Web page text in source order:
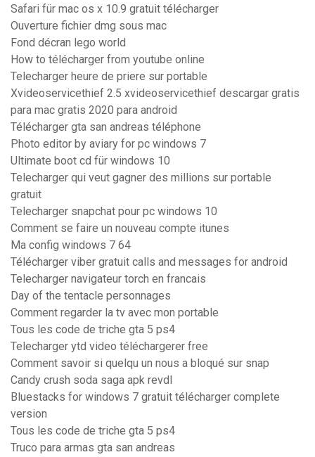
Safari für mac os x 10.9 gratuit télécharger
Ouverture fichier dmg sous mac
Fond décran lego world
How to télécharger from youtube online
Telecharger heure de priere sur portable
Xvideoservicethief 2.5 xvideoservicethief descargar gratis
para mac gratis 2020 para android
Télécharger gta san andreas téléphone
Photo editor by aviary for pc windows 7
Ultimate boot cd für windows 10
Telecharger qui veut gagner des millions sur portable
gratuit
Telecharger snapchat pour pc windows 10
Comment se faire un nouveau compte itunes
Ma config windows 7 64
Télécharger viber gratuit calls and messages for android
Telecharger navigateur torch en francais
Day of the tentacle personnages
Comment regarder la tv avec mon portable
Tous les code de triche gta 5 ps4
Telecharger ytd video téléchargerer free
Comment savoir si quelqu un nous a bloqué sur snap
Candy crush soda saga apk revdl
Bluestacks for windows 7 gratuit télécharger complete
version
Tous les code de triche gta 5 ps4
Truco para armas gta san andreas